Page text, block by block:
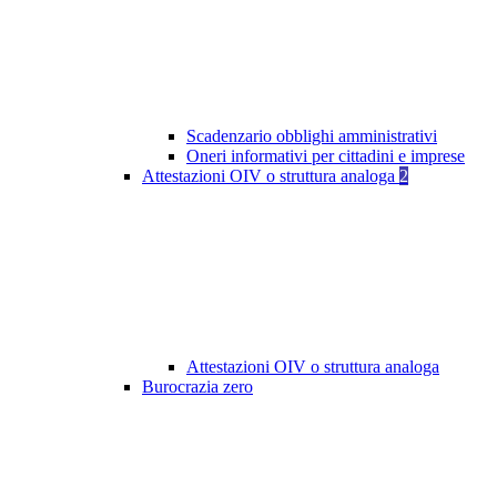
Scadenzario obblighi amministrativi
Oneri informativi per cittadini e imprese
Attestazioni OIV o struttura analoga 2
Attestazioni OIV o struttura analoga
Burocrazia zero